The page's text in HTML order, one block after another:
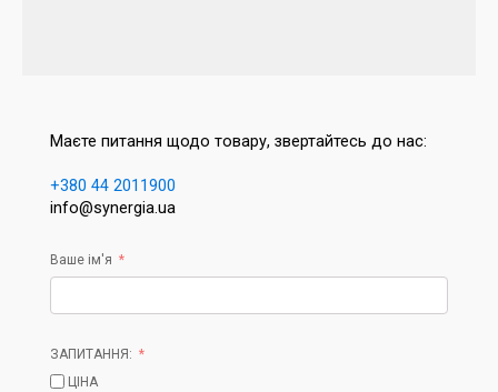
Маєте питання щодо товару, звертайтесь до нас:
+380 44 2011900
info@synergia.ua
Ваше ім'я
ЗАПИТАННЯ:
ЦІНА